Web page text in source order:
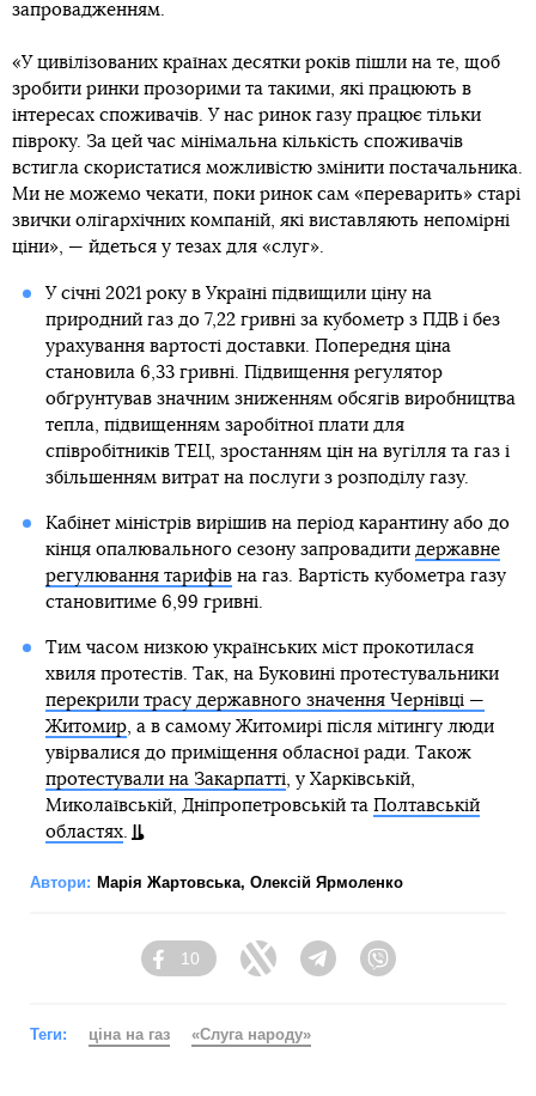
запровадженням.
«У цивілізованих країнах десятки років пішли на те, щоб
зробити ринки прозорими та такими, які працюють в
інтересах споживачів. У нас ринок газу працює тільки
півроку. За цей час мінімальна кількість споживачів
встигла скористатися можливістю змінити постачальника.
Ми не можемо чекати, поки ринок сам «переварить» старі
звички олігархічних компаній, які виставляють непомірні
ціни», — йдеться у тезах для «слуг».
У січні 2021 року в Україні підвищили ціну на
природний газ до 7,22 гривні за кубометр з ПДВ і без
урахування вартості доставки. Попередня ціна
становила 6,33 гривні. Підвищення регулятор
обґрунтував значним зниженням обсягів виробництва
тепла, підвищенням заробітної плати для
співробітників ТЕЦ, зростанням цін на вугілля та газ і
збільшенням витрат на послуги з розподілу газу.
Кабінет міністрів вирішив на період карантину або до
кінця опалювального сезону запровадити державне
регулювання тарифівна газ. Вартість кубометра газу
становитиме 6,99 гривні.
Тим часом низкою українських міст прокотилася
хвиля протестів. Так, на Буковині протестувальники
перекрили трасу державного значення Чернівці —
Житомир, а в самому Житомирі після мітингу люди
увірвалися до приміщення обласної ради. Також
протестували на Закарпатті, у Харківській,
Миколаївській, Дніпропетровській та Полтавській
областях.
Автори: Марія Жартовська, Олексій Ярмоленко
Facebook
10
Twitter Telegram
Теги: ціна на газ «Слуга народу»